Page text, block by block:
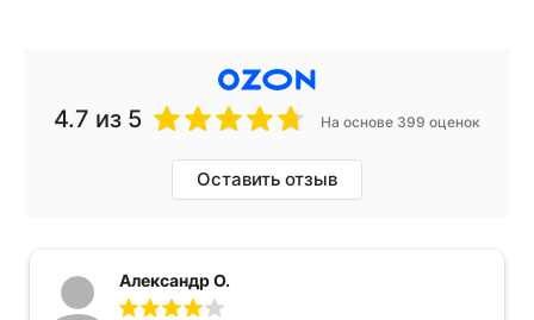
4.7 из 5 На основе 399 оценок
Оставить отзыв
Александр О.